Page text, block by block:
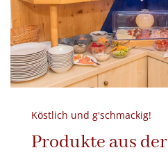
Köstlich und g'schmackig!
Produkte aus der